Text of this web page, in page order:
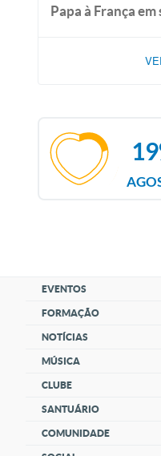
Papa à França
EVENTOS
FORMAÇÃO
NOTÍCIAS
MÚSICA
CLUBE
SANTUÁRIO
COMUNIDADE